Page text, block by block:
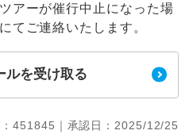
アーが催行中止になった場
てご連絡いたします。
ルを受け取る
451845｜承認日：2025/12/25